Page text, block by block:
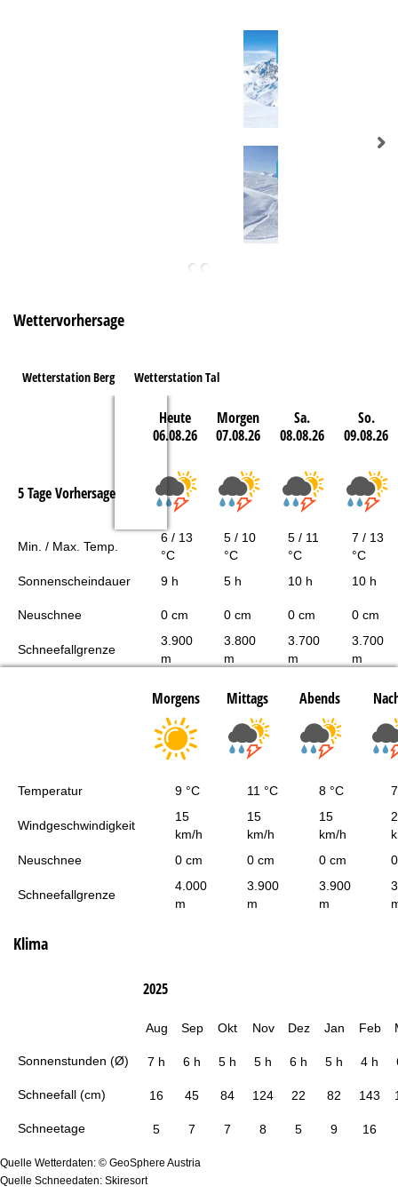
Wettervorhersage
Wetterstation Berg Wetterstation Tal
Heute
06.08.26
Morgen
07.08.26
Sa.
08.08.26
So.
09.08.26
5 Tage Vorhersage
Min. / Max. Temp.
6 / 13
°C
5 / 10
°C
5 / 11
°C
7 / 13
°C
Sonnenscheindauer
9 h 5 h 10 h 10 h
Neuschnee 0 cm 0 cm 0 cm 0 cm
Schneefallgrenze
3.900
m
3.800
m
3.700
m
3.700
m
Morgens Mittags Abends
Temperatur 9 °C 11 °C 8 °C
Windgeschwindigkeit
15
km/h
15
km/h
15
km/h
Neuschnee
0 cm 0 cm 0 cm
Schneefallgrenze
4.000
m
3.900
m
3.900
m
Klima
Sonnenstunden (Ø)
Schneefall (cm)
Schneetage
2025
Aug Sep Okt Nov Dez Jan Feb
7 h 6 h 5 h 5 h 6 h 5 h 4 h
16 45 84 124 22 82 143
5 7 7 8 5 9 16
Quelle Wetterdaten: © GeoSphere Austria
Quelle Schneedaten: Skiresort